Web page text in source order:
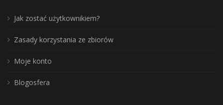
Jak zostać użytkownikiem?
Zasady korzystania ze zbiorów
Moje konto
Blogosfera